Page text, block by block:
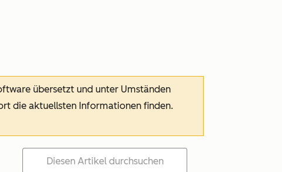
übersetzt und unter Umständen
die aktuellsten Informationen finden.